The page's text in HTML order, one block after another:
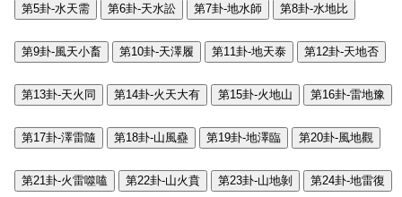
第5卦-水天需 第6卦-天水訟 第7卦-地水師 第8卦-水地比
第9卦-風天小畜 第10卦-天澤履 第11卦-地天泰 第12卦-天地否
第13卦-天火同 第14卦-火天大有 第15卦-火地山 第16卦-雷地豫
第17卦-澤雷隨 第18卦-山風蠱 第19卦-地澤臨 第20卦-風地觀
第21卦-火雷噬嗑 第22卦-山火賁 第23卦-山地剝 第24卦-地雷復